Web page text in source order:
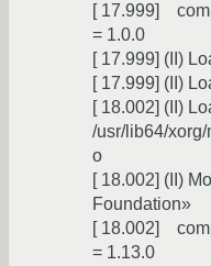
[ 17.999]
= 1.0.0
[ 17.999] (II)
[ 17.999] (II)
[ 18.002] (II)
/usr/lib64/
o
[ 18.002] (II)
Foundation»
[ 18.002]
= 1.13.0